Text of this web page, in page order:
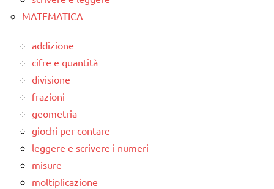
MATEMATICA
addizione
cifre e quantità
divisione
frazioni
geometria
giochi per contare
leggere e scrivere i numeri
misure
moltiplicazione